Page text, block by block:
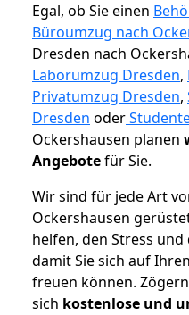
Egal, ob Sie einen
Büroumzug nach
Dresden nach
Laborumzug Dresden,
Privatumzug Dresden,
Dresden oder
Ockershausen planen
Angebotefür Sie.
Wir sind für jede Art
Ockershausen
helfen, den Stress
damit Sie sich auf
freuen können.
sich kostenlose und